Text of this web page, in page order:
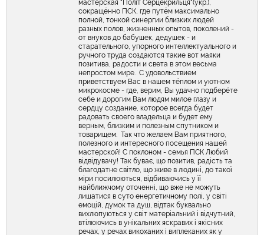
мастерская "Політ Серцекрильця"(укр.),
сокращённо ПСК, где путём максимально
полной, тонкой синергии близких людей
разных полов, жизненных опытов, поколений -
от внуков до бабушек, дедушек - и
старательного, упорного интеллектуального и
ручного труда создаются такие вот маяки
позитива, радости и света в этом весьма
непростом мире. С удовольствием
приветствуем Вас в нашем тёплом и уютном
микрокосме - где, верим, Вы удачно подберёте
себе и дорогим Вам людям милое глазу и
сердцу создание, которое всегда будет
радовать своего владельца и будет ему
верным, близким и полезным спутником и
товарищем. Так что желаем Вам приятного,
полезного и интересного посещения нашей
мастерской! С поклоном - семья ПСК Любий
відвідувачу! Так буває, що позитив, радість та
благодатне світло, що живе в людині, до такої
міри посилюються, відбиваючись у її
найближчому оточенні, що вже не можуть
лишатися в суто енергетичному полі, у світі
емоцій, думок та душ, відтак буквально
вихлюпуються у світ матеріальний і відчутний,
втілюючись в унікальних яскравих і якісних
речах, у речах викоханих і виплеканих як у